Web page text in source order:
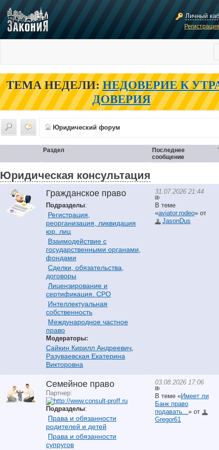
Личный
ТЕМА НЕДЕЛИ: НЕДОВЕРИЕ К
ДОВЕРИЯ
Юридический форум
Раздел
Последнее
сообщение
Юридическая консультация
Гражданское право
Подразделы:
Регистрация,
реорганизация, ликвидация
юр. лиц
Взаимодействие с
государственными органами,
фондами
Сделки, обязательства,
договоры
Лицензирование и
сертификация. СРО
Интеллектуальная
собственность
Международное частное
право
Модераторы:
Сайкин Кирилл Андреевич
Разуваевская Екатерина
Викторовна
31.07.2026 21:44
В теме
«aviator.rodeo» от
JasonDus
Семейное право
Партнер:
Подразделы:
Права и обязанности
родителей и детей
Права и обязанности
супругов
03.08.2026 17:06
В теме «Имеет ли
Банк право
подавать...» от
Gregor61